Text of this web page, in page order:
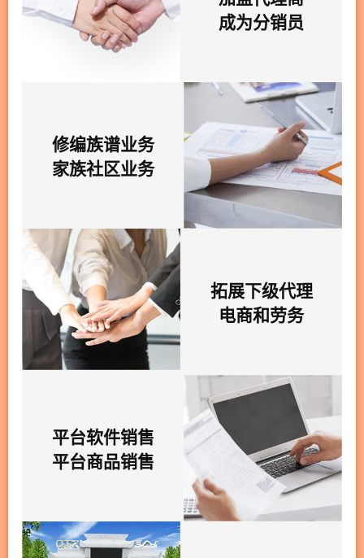
成为分销员
修编族谱业务
家族社区业务
拓展下级代理
电商和劳务
平台软件销售
平台商品销售